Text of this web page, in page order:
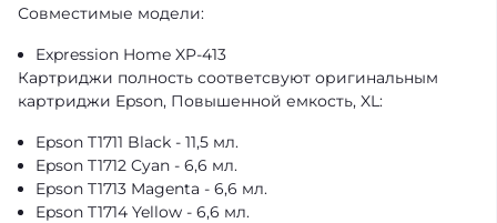
Совместимые модели:
Expression Home XP-413
Картриджи полность соответсвуют оригинальным
картриджи Epson, Повышенной емкость, XL:
Epson T1711 Black - 11,5 мл.
Epson T1712 Cyan - 6,6 мл.
Epson T1713 Magenta - 6,6 мл.
Epson T1714 Yellow - 6,6 мл.